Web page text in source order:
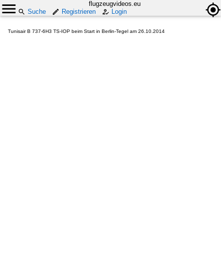
flugzeugvideos.eu
Suche
Registrieren Login
Tunisair B 737-6H3 TS-IOP beim Start in Berlin-Tegel am 26.10.2014